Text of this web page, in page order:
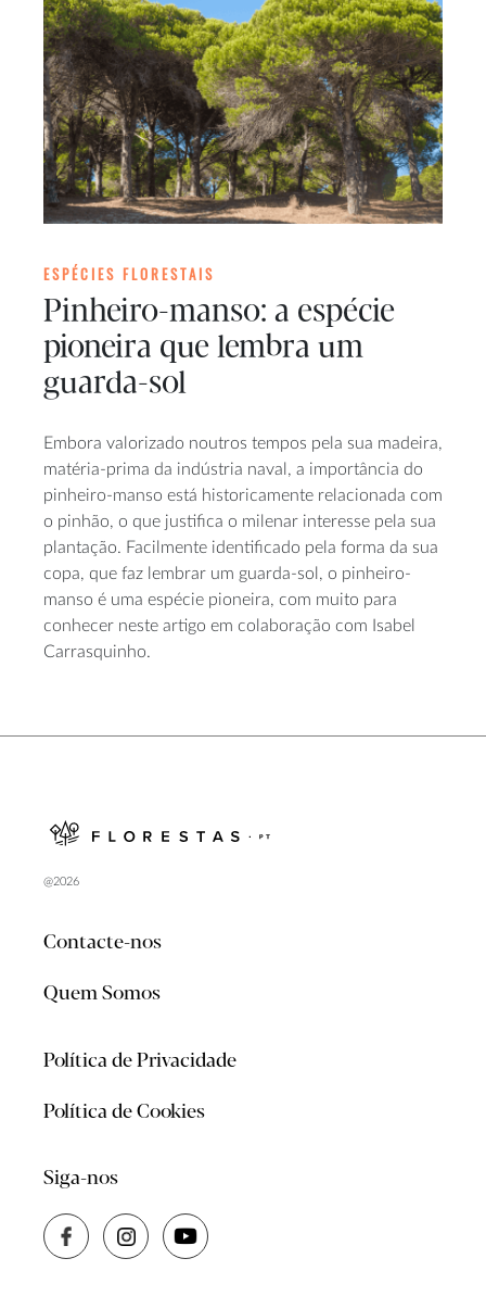
ESPÉCIES FLORESTAIS
Pinheiro-manso: a espécie
pioneira que lembra um
guarda-sol
Embora valorizado noutros tempos pela sua madeira,
matéria-prima da indústria naval, a importância do
pinheiro-manso está historicamente relacionada com
o pinhão, o que justifica o milenar interesse pela sua
plantação. Facilmente identificado pela forma da sua
copa, que faz lembrar um guarda-sol, o pinheiro-
manso é uma espécie pioneira, com muito para
conhecer neste artigo em colaboração com Isabel
Carrasquinho.
@2026
Contacte-nos
Quem Somos
Política de Privacidade
Política de Cookies
Siga-nos